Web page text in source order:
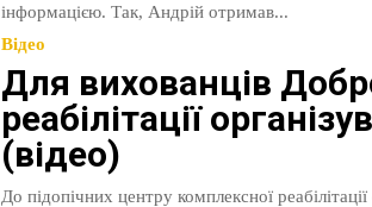
інформацією. Так, Андрій отримав...
Відео
Для вихованців
реабілітації
(відео)
До підопічних центру комплексної